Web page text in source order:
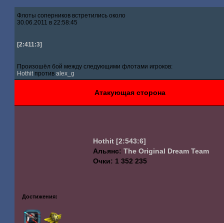
Флоты соперников встретились около
30.06.2011 в 22:58:45
[2:411:3]
Произошёл бой между следующими флотами игроков:
Hothitпротивalex_g
Атакующая сторона
Hothit [2:543:6]
Альянс:The Original Dream Team
Очки: 1 352 235
Достижения: